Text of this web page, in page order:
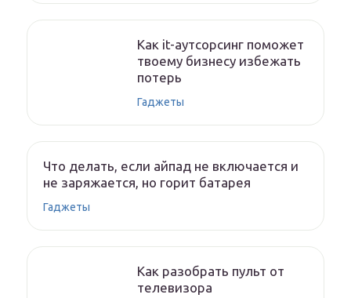
Как it-аутсорсинг поможет
твоему бизнесу избежать
потерь
Гаджеты
Что делать, если айпад не включается и
не заряжается, но горит батарея
Гаджеты
Как разобрать пульт от
телевизора